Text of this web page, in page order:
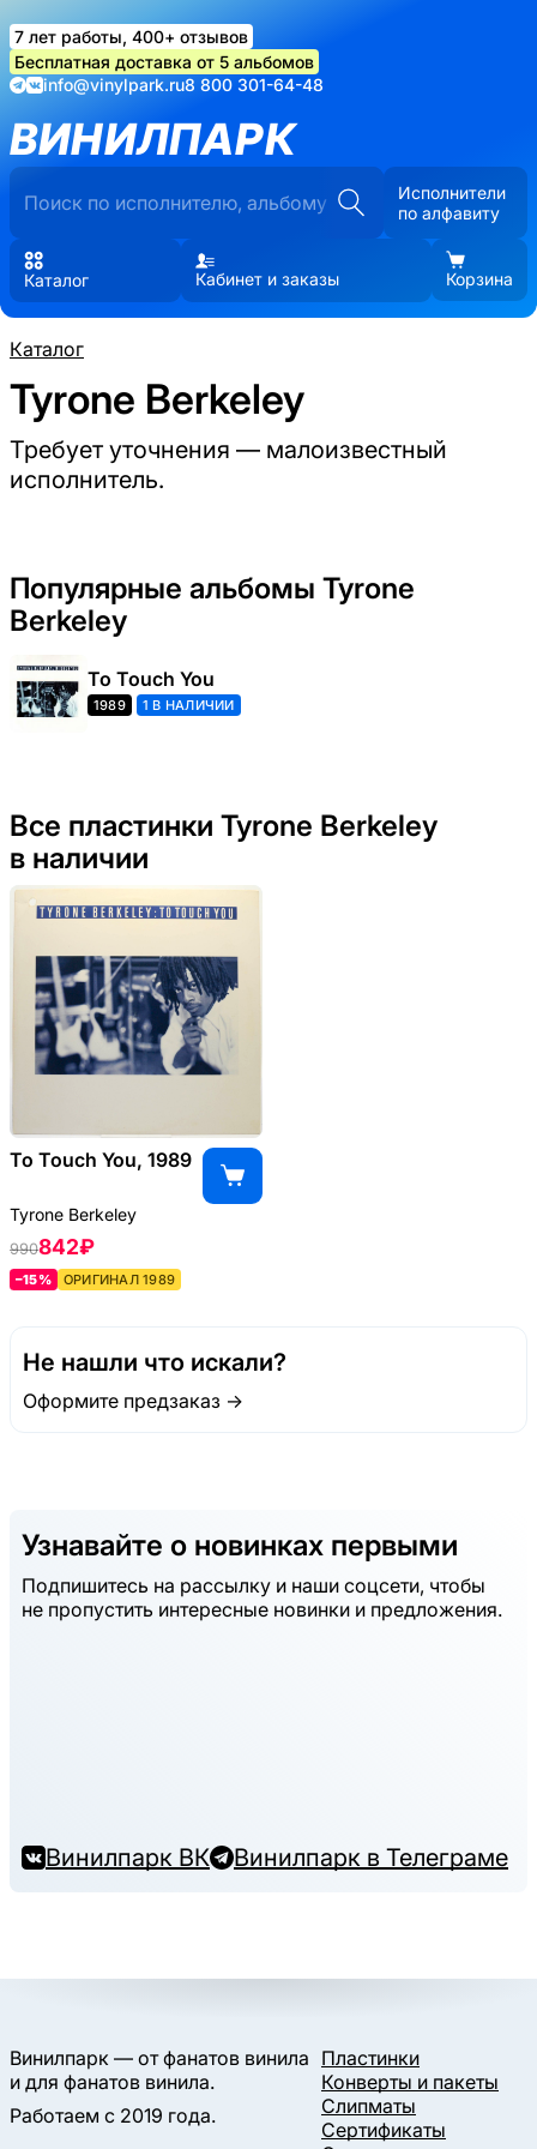
7 лет работы, 400+ отзывов
Бесплатная доставка от 5 альбомов
info@vinylpark.ru8 800 301-64-48
ВИНИЛПАРК
Исполнители
по алфавиту
Каталог Кабинет и заказы Корзина
Каталог
Tyrone Berkeley
Требует уточнения — малоизвестный
исполнитель.
Популярные альбомы Tyrone
Berkeley
To Touch You
1989 1 В НАЛИЧИИ
Все пластинки Tyrone Berkeley
в наличии
To Touch You, 1989
Tyrone Berkeley
990842 ₽
–15% ОРИГИНАЛ 1989
Не нашли что искали?
Оформите предзаказ →
Узнавайте о новинках первыми
Подпишитесь на рассылку и наши соцсети, чтобы
не пропустить интересные новинки и предложения.
Винилпарк ВК Винилпарк в Телеграме
Винилпарк — от фанатов винила
и для фанатов винила.
Работаем с 2019 года.
Пластинки
Конверты и пакеты
Слипматы
Сертификаты